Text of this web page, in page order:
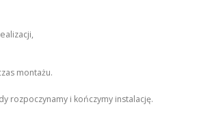
montażu.
rozpoczynamy i kończymy instalację.